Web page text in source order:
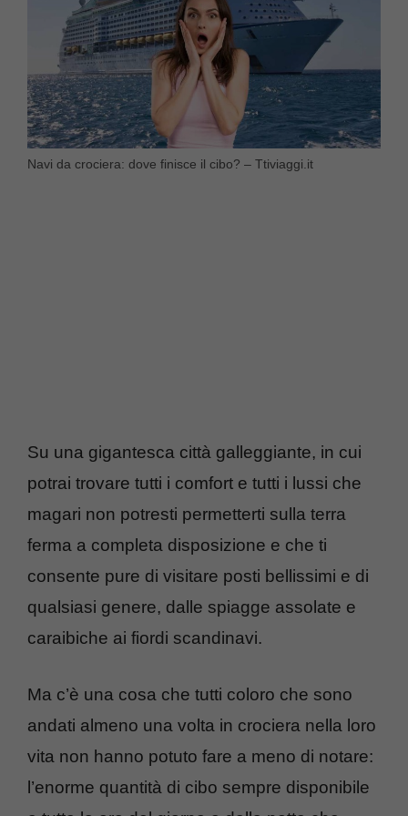
Navi da crociera: dove finisce il cibo? – Ttiviaggi.it
Su una gigantesca città galleggiante, in cui
potrai trovare tutti i comfort e tutti i lussi che
magari non potresti permetterti sulla terra
ferma a completa disposizione e che ti
consente pure di visitare posti bellissimi e di
qualsiasi genere, dalle spiagge assolate e
caraibiche ai fiordi scandinavi.
Ma c’è una cosa che tutti coloro che sono
andati almeno una volta in crociera nella loro
vita non hanno potuto fare a meno di notare:
l’enorme quantità di cibo sempre disponibile